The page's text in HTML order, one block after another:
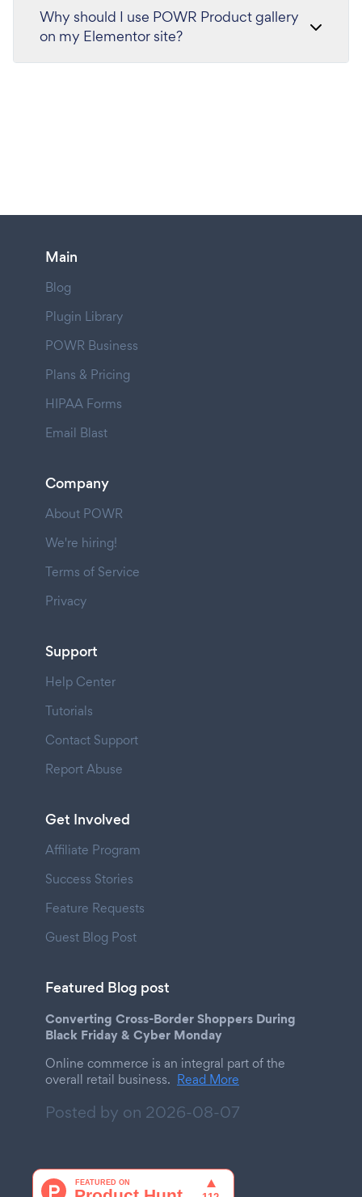
Why should I use POWR Product gallery
on my Elementor site?
Main
Blog
Plugin Library
POWR Business
Plans & Pricing
HIPAA Forms
Email Blast
Company
About POWR
We're hiring!
Terms of Service
Privacy
Support
Help Center
Tutorials
Contact Support
Report Abuse
Get Involved
Affiliate Program
Success Stories
Feature Requests
Guest Blog Post
Featured Blog post
Converting Cross-Border Shoppers During
Black Friday & Cyber Monday
Online commerce is an integral part of the
overall retail business. Read More
Posted by on 2026-08-07